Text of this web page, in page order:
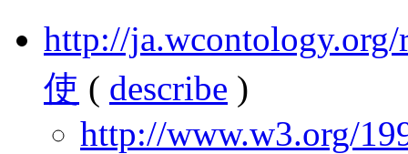
http://
使 ( describe )
http://www.w3.org/